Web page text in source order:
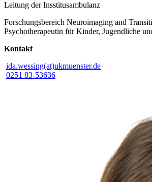
Leitung der Insstitusambulanz
Forschungsbereich Neuroimaging and
Psychotherapeutin für Kinder, Jugendliche
Kontakt
ida.wessing(at)ukmuenster.de
0251 83-53636